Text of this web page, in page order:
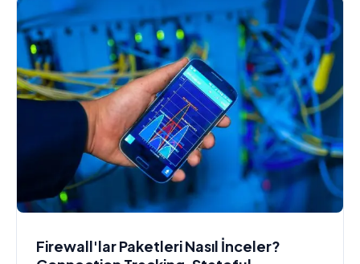
Firewall'lar Paketleri Nasıl İnceler?